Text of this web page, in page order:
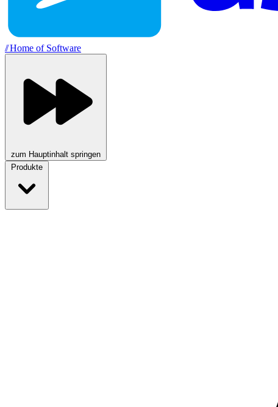
//Home of Software
zum Hauptinhalt springen
Produkte